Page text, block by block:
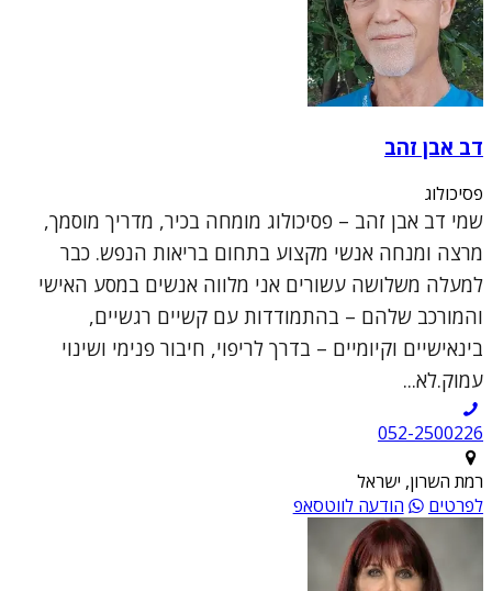
דב אבן זהב
פסיכולוג
שמי דב אבן זהב – פסיכולוג מומחה בכיר, מדריך מוסמך,
מרצה ומנחה אנשי מקצוע בתחום בריאות הנפש. כבר
למעלה משלושה עשורים אני מלווה אנשים במסע האישי
והמורכב שלהם – בהתמודדות עם קשיים רגשיים,
בינאישיים וקיומיים – בדרך לריפוי, חיבור פנימי ושינוי
עמוק.לא...
052-2500226
רמת השרון, ישראל
לפרטים
הודעה לווטסאפ